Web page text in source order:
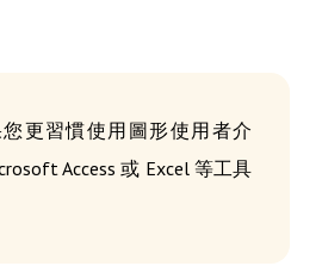
更習慣使用圖形使用者介
Access 或 Excel 等工具